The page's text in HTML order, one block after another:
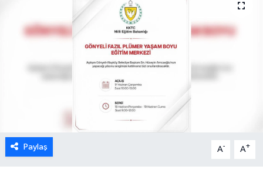
Paylaş A- A+
ESENTEPE
GAZİMAĞUSA
GİRNE
GÜNDEM
GÜNEY KIBRIS